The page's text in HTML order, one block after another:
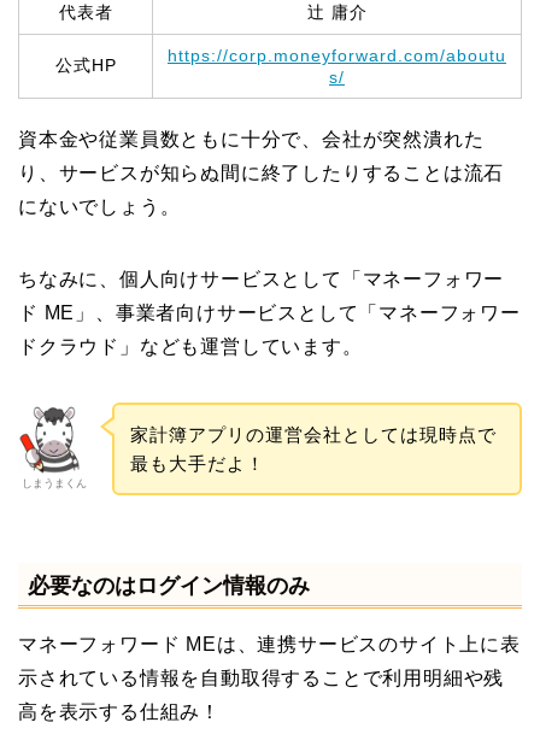
代表者 辻 庸介
公式HP
https://corp.moneyforward.com/aboutu
s/
資本金や従業員数ともに十分で、会社が突然潰れた
り、サービスが知らぬ間に終了したりすることは流石
にないでしょう。
ちなみに、個人向けサービスとして「マネーフォワー
ド ME」、事業者向けサービスとして「マネーフォワー
ドクラウド」なども運営しています。
しまうまくん
家計簿アプリの運営会社としては現時点で
最も大手だよ！
必要なのはログイン情報のみ
マネーフォワード MEは、連携サービスのサイト上に表
示されている情報を自動取得することで利用明細や残
高を表示する仕組み！